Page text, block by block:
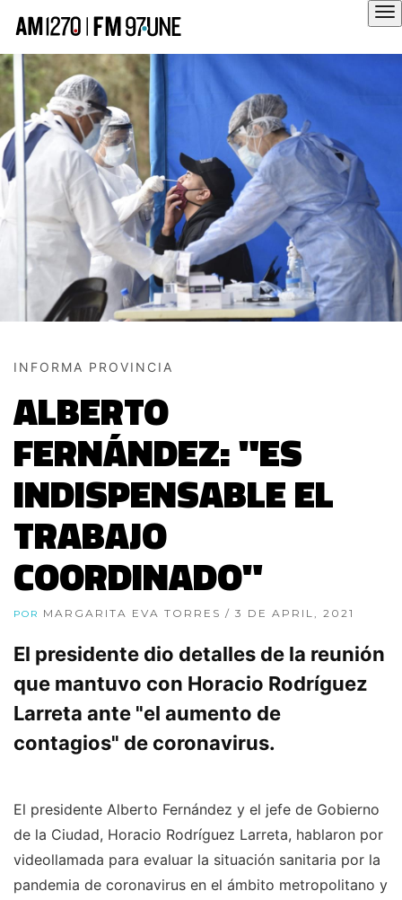
INFORMA PROVINCIA
ALBERTO
FERNÁNDEZ: "ES
INDISPENSABLE EL
TRABAJO
COORDINADO"
POR MARGARITA EVA TORRES / 3 DE APRIL, 2021
El presidente dio detalles de la reunión
que mantuvo con Horacio Rodríguez
Larreta ante "el aumento de
contagios" de coronavirus.
El presidente Alberto Fernández y el jefe de Gobierno
de la Ciudad, Horacio Rodríguez Larreta, hablaron por
videollamada para evaluar la situación sanitaria por la
pandemia de coronavirus en el ámbito metropolitano y